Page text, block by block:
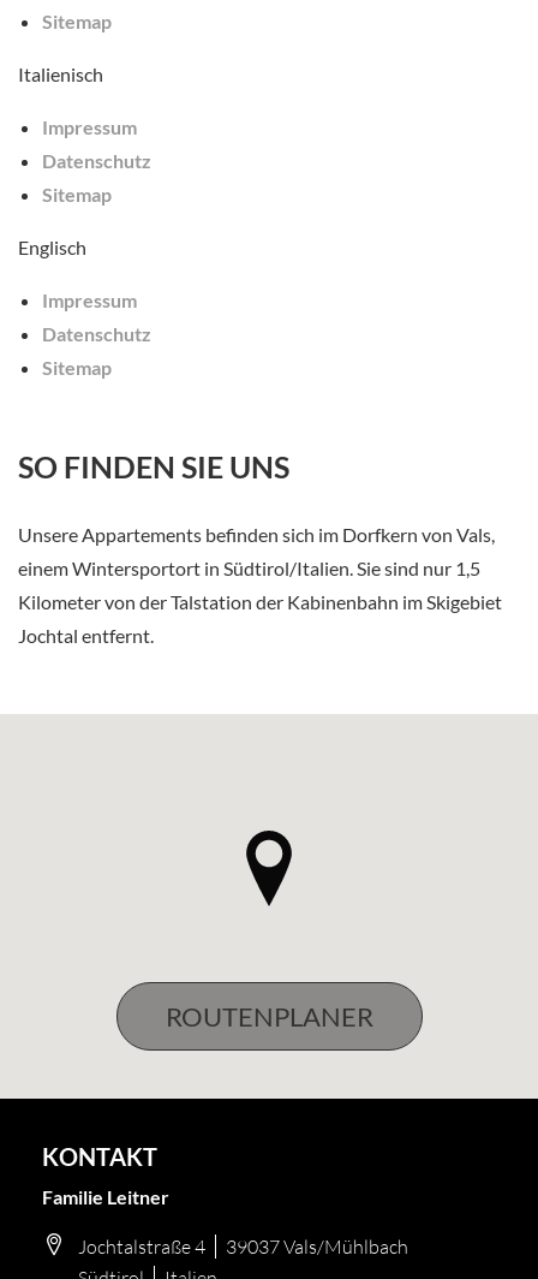
Sitemap
Italienisch
Impressum
Datenschutz
Sitemap
Englisch
Impressum
Datenschutz
Sitemap
SO FINDEN SIE UNS
Unsere Appartements befinden sich im Dorfkern von Vals,
einem Wintersportort in Südtirol/Italien. Sie sind nur 1,5
Kilometer von der Talstation der Kabinenbahn im Skigebiet
Jochtal entfernt.
KONTAKT
Familie Leitner
Jochtalstraße 4
39037 Vals/Mühlbach